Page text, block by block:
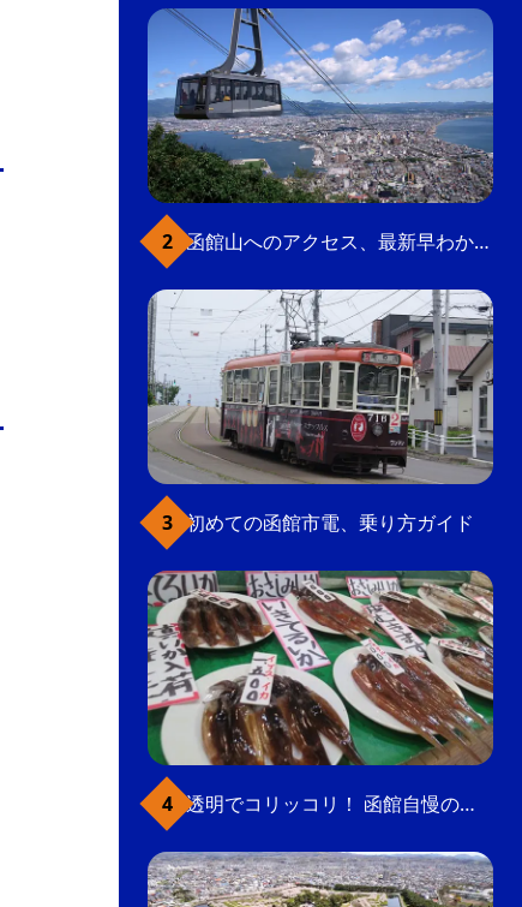
函館山へのアクセス、最新早わかりガイド
初めての函館市電、乗り方ガイド
透明でコリッコリ！ 函館自慢のいかをどうぞ